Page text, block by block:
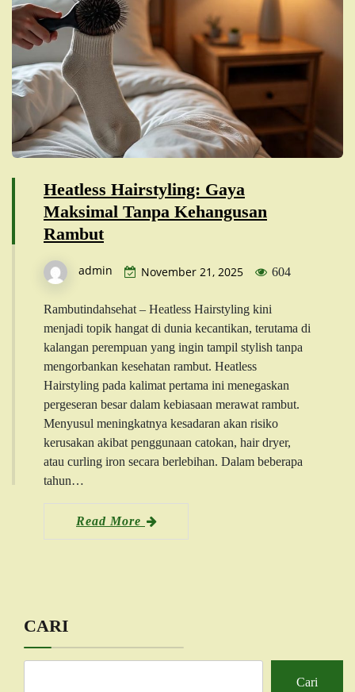
Heatless Hairstyling: Gaya
Maksimal Tanpa Kehangusan
Rambut
admin November 21, 2025 604
Rambutindahsehat – Heatless Hairstyling kini
menjadi topik hangat di dunia kecantikan, terutama di
kalangan perempuan yang ingin tampil stylish tanpa
mengorbankan kesehatan rambut. Heatless
Hairstyling pada kalimat pertama ini menegaskan
pergeseran besar dalam kebiasaan merawat rambut.
Menyusul meningkatnya kesadaran akan risiko
kerusakan akibat penggunaan catokan, hair dryer,
atau curling iron secara berlebihan. Dalam beberapa
tahun…
Read More
CARI
Cari